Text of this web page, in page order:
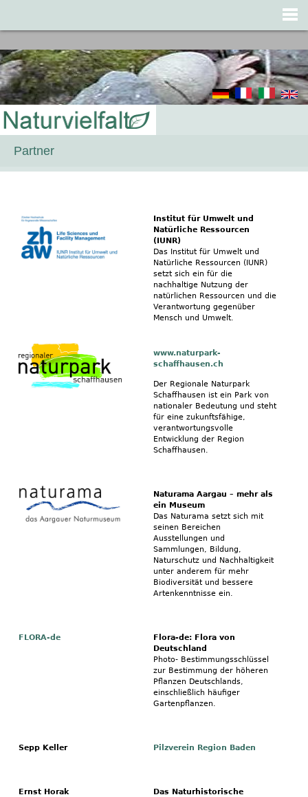
Partner
Institut für Umwelt und
Natürliche Ressourcen
(IUNR)
Das Institut für Umwelt und
Natürliche Ressourcen (IUNR)
setzt sich ein für die
nachhaltige Nutzung der
natürlichen Ressourcen und die
Verantwortung gegenüber
Mensch und Umwelt.
www.naturpark-
schaffhausen.ch
Der Regionale Naturpark
Schaffhausen ist ein Park von
nationaler Bedeutung und steht
für eine zukunftsfähige,
verantwortungsvolle
Entwicklung der Region
Schaffhausen.
Naturama Aargau – mehr als
ein Museum
Das Naturama setzt sich mit
seinen Bereichen
Ausstellungen und
Sammlungen, Bildung,
Naturschutz und Nachhaltigkeit
unter anderem für mehr
Biodiversität und bessere
Artenkenntnisse ein.
FLORA-de
Flora-de: Flora von
Deutschland
Photo- Bestimmungsschlüssel
zur Bestimmung der höheren
Pflanzen Deutschlands,
einschließlich häufiger
Gartenpflanzen.
Sepp Keller Pilzverein Region Baden
Ernst Horak
Das Naturhistorische